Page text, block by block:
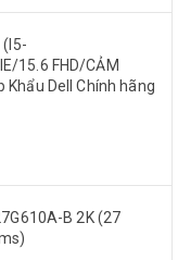
(I5-
15.6 FHD/CẢM
Khẩu Dell Chính hãng
B 2K (27